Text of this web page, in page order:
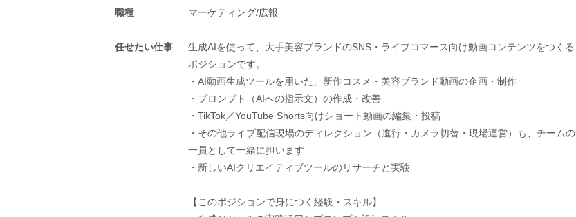
職種 マーケティング/広報
任せたい仕事
生成AIを使って、大手美容ブランドのSNS・ライブコマース向け動画コンテンツをつくる
ポジションです。
・AI動画生成ツールを用いた、新作コスメ・美容ブランド動画の企画・制作
・プロンプト（AIへの指示文）の作成・改善
・TikTok／YouTube Shorts向けショート動画の編集・投稿
・その他ライブ配信現場のディレクション（進行・カメラ切替・現場運営）も、チームの
一員として一緒に担います
・新しいAIクリエイティブツールのリサーチと実験
【このポジションで身につく経験・スキル】